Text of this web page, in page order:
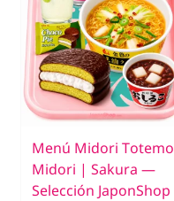
Menú Midori Totemo
Midori | Sakura —
Selección JaponShop